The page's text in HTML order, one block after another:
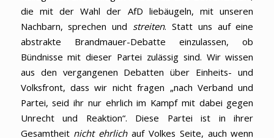
die mit der Wahl der AfD liebäugeln, mit unseren
Nachbarn, sprechen und streiten. Statt uns auf eine
abstrakte Brandmauer-Debatte einzulassen, ob
Bündnisse mit dieser Partei zulässig sind. Wir wissen
aus den vergangenen Debatten über Einheits- und
Volksfront, dass wir nicht fragen „nach Verband und
Partei, seid ihr nur ehrlich im Kampf mit dabei gegen
Unrecht und Reaktion“. Diese Partei ist in ihrer
Gesamtheit nicht ehrlich auf Volkes Seite, auch wenn